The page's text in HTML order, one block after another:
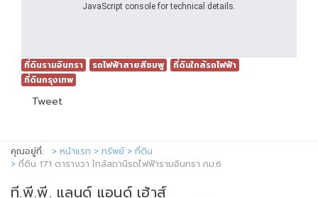
JavaScript console for technical details.
ที่ดินรามอินทรา รถไฟฟ้าสายสีชมพู
ที่ดินใกล้รถไฟฟ้า
ที่ดินกรุงเทพ
Tweet
คุณอยู่ที่: หน้าแรก ทรัพย์
ที่ดิน
ที่ดิน 171 ตารางวา ใกล้สถานีรถไฟฟ้ารามอินทรา กม.6
ที.พี.พี. แลนด์ แอนด์ เฮ้าส์